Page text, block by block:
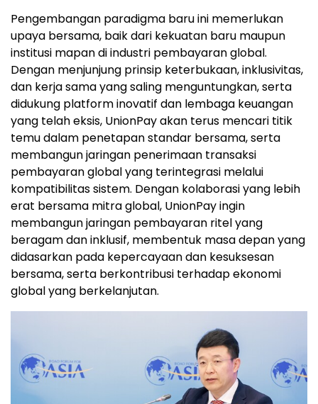
Pengembangan paradigma baru ini memerlukan
upaya bersama, baik dari kekuatan baru maupun
institusi mapan di industri pembayaran global.
Dengan menjunjung prinsip keterbukaan, inklusivitas,
dan kerja sama yang saling menguntungkan, serta
didukung platform inovatif dan lembaga keuangan
yang telah eksis, UnionPay akan terus mencari titik
temu dalam penetapan standar bersama, serta
membangun jaringan penerimaan transaksi
pembayaran global yang terintegrasi melalui
kompatibilitas sistem. Dengan kolaborasi yang lebih
erat bersama mitra global, UnionPay ingin
membangun jaringan pembayaran ritel yang
beragam dan inklusif, membentuk masa depan yang
didasarkan pada kepercayaan dan kesuksesan
bersama, serta berkontribusi terhadap ekonomi
global yang berkelanjutan.